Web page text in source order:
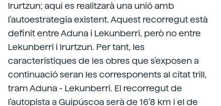
Irurtzun; aquí es realitzarà una unió amb
l'autoestrategia existent. Aquest recorregut està
definit entre Aduna i Lekunberri, però no entre
Lekunberri i Irurtzun. Per tant, les
característiques de les obres que s'exposen a
continuació seran les corresponents al citat trill,
tram Aduna - Lekunberri. El recorregut de
l'autopista a Guipúscoa serà de 16'8 km i el de